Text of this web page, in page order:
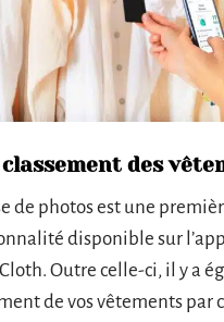
classement des
de photos est une
disponible sur
Outre celle-ci, il y a
de vos vêtements par